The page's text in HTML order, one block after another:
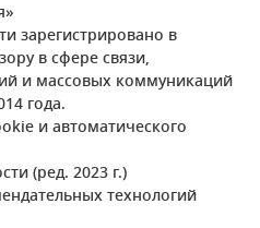
зарегистрировано в
в сфере связи,
и массовых коммуникаций
года.
и автоматического
(ред. 2023 г.)
технологий